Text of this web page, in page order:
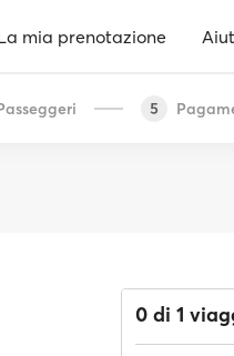
mia prenotazione
5
0 di 1